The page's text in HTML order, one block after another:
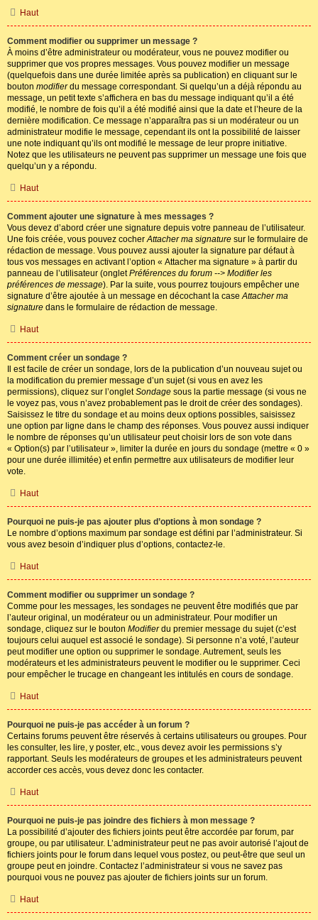
Haut
Comment modifier ou supprimer un message ?
À moins d’être administrateur ou modérateur, vous ne pouvez modifier ou
supprimer que vos propres messages. Vous pouvez modifier un message
(quelquefois dans une durée limitée après sa publication) en cliquant sur le
bouton modifierdu message correspondant. Si quelqu’un a déjà répondu au
message, un petit texte s’affichera en bas du message indiquant qu’il a été
modifié, le nombre de fois qu’il a été modifié ainsi que la date et l’heure de la
dernière modification. Ce message n’apparaîtra pas si un modérateur ou un
administrateur modifie le message, cependant ils ont la possibilité de laisser
une note indiquant qu’ils ont modifié le message de leur propre initiative.
Notez que les utilisateurs ne peuvent pas supprimer un message une fois que
quelqu’un y a répondu.
Haut
Comment ajouter une signature à mes messages ?
Vous devez d’abord créer une signature depuis votre panneau de l’utilisateur.
Une fois créée, vous pouvez cocherAttacher ma signature sur le formulaire de
rédaction de message. Vous pouvez aussi ajouter la signature par défaut à
tous vos messages en activant l’option « Attacher ma signature » à partir du
panneau de l’utilisateur (ongletPréférences du forum --> Modifier les
préférences de message). Par la suite, vous pourrez toujours empêcher une
signature d’être ajoutée à un message en décochant la caseAttacher ma
signature dans le formulaire de rédaction de message.
Haut
Comment créer un sondage ?
Il est facile de créer un sondage, lors de la publication d’un nouveau sujet ou
la modification du premier message d’un sujet (si vous en avez les
permissions), cliquez sur l’ongletSondage sous la partie message (si vous ne
le voyez pas, vous n’avez probablement pas le droit de créer des sondages).
Saisissez le titre du sondage et au moins deux options possibles, saisissez
une option par ligne dans le champ des réponses. Vous pouvez aussi indiquer
le nombre de réponses qu’un utilisateur peut choisir lors de son vote dans
« Option(s) par l’utilisateur », limiter la durée en jours du sondage (mettre « 0 »
pour une durée illimitée) et enfin permettre aux utilisateurs de modifier leur
vote.
Haut
Pourquoi ne puis-je pas ajouter plus d’options à mon sondage ?
Le nombre d’options maximum par sondage est défini par l’administrateur. Si
vous avez besoin d’indiquer plus d’options, contactez-le.
Haut
Comment modifier ou supprimer un sondage ?
Comme pour les messages, les sondages ne peuvent être modifiés que par
l’auteur original, un modérateur ou un administrateur. Pour modifier un
sondage, cliquez sur le bouton Modifierdu premier message du sujet (c’est
toujours celui auquel est associé le sondage). Si personne n’a voté, l’auteur
peut modifier une option ou supprimer le sondage. Autrement, seuls les
modérateurs et les administrateurs peuvent le modifier ou le supprimer. Ceci
pour empêcher le trucage en changeant les intitulés en cours de sondage.
Haut
Pourquoi ne puis-je pas accéder à un forum ?
Certains forums peuvent être réservés à certains utilisateurs ou groupes. Pour
les consulter, les lire, y poster, etc., vous devez avoir les permissions s’y
rapportant. Seuls les modérateurs de groupes et les administrateurs peuvent
accorder ces accès, vous devez donc les contacter.
Haut
Pourquoi ne puis-je pas joindre des fichiers à mon message ?
La possibilité d’ajouter des fichiers joints peut être accordée par forum, par
groupe, ou par utilisateur. L’administrateur peut ne pas avoir autorisé l’ajout de
fichiers joints pour le forum dans lequel vous postez, ou peut-être que seul un
groupe peut en joindre. Contactez l’administrateur si vous ne savez pas
pourquoi vous ne pouvez pas ajouter de fichiers joints sur un forum.
Haut